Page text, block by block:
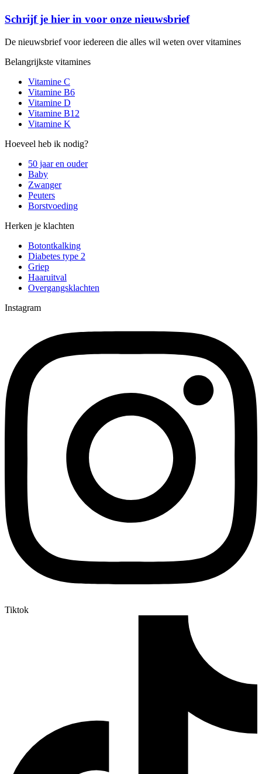
Schrijf je hier in voor onze nieuwsbrief
De nieuwsbrief voor iedereen die alles wil weten over vitamines
Belangrijkste vitamines
Vitamine C
Vitamine B6
Vitamine D
Vitamine B12
Vitamine K
Hoeveel heb ik nodig?
50 jaar en ouder
Baby
Zwanger
Peuters
Borstvoeding
Herken je klachten
Botontkalking
Diabetes type 2
Griep
Haaruitval
Overgangsklachten
Instagram
Tiktok